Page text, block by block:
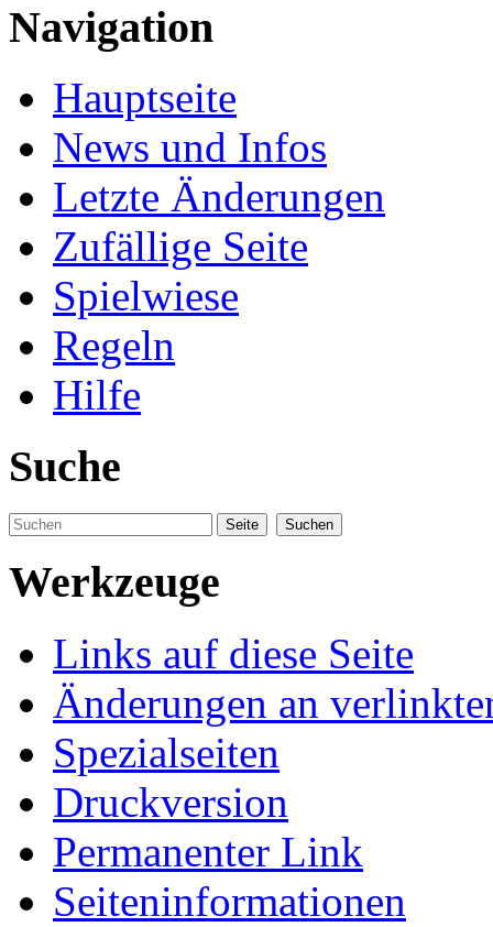
Navigation
Hauptseite
News und Infos
Letzte Änderungen
Zufällige Seite
Spielwiese
Regeln
Hilfe
Suche
Werkzeuge
Links auf diese Seite
Änderungen an
Spezialseiten
Druckversion
Permanenter Link
Seiteninformationen